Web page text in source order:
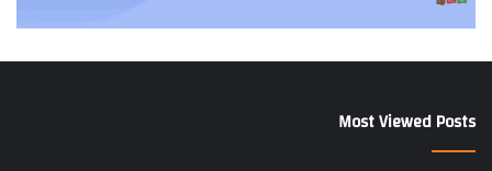
Most Viewed Posts